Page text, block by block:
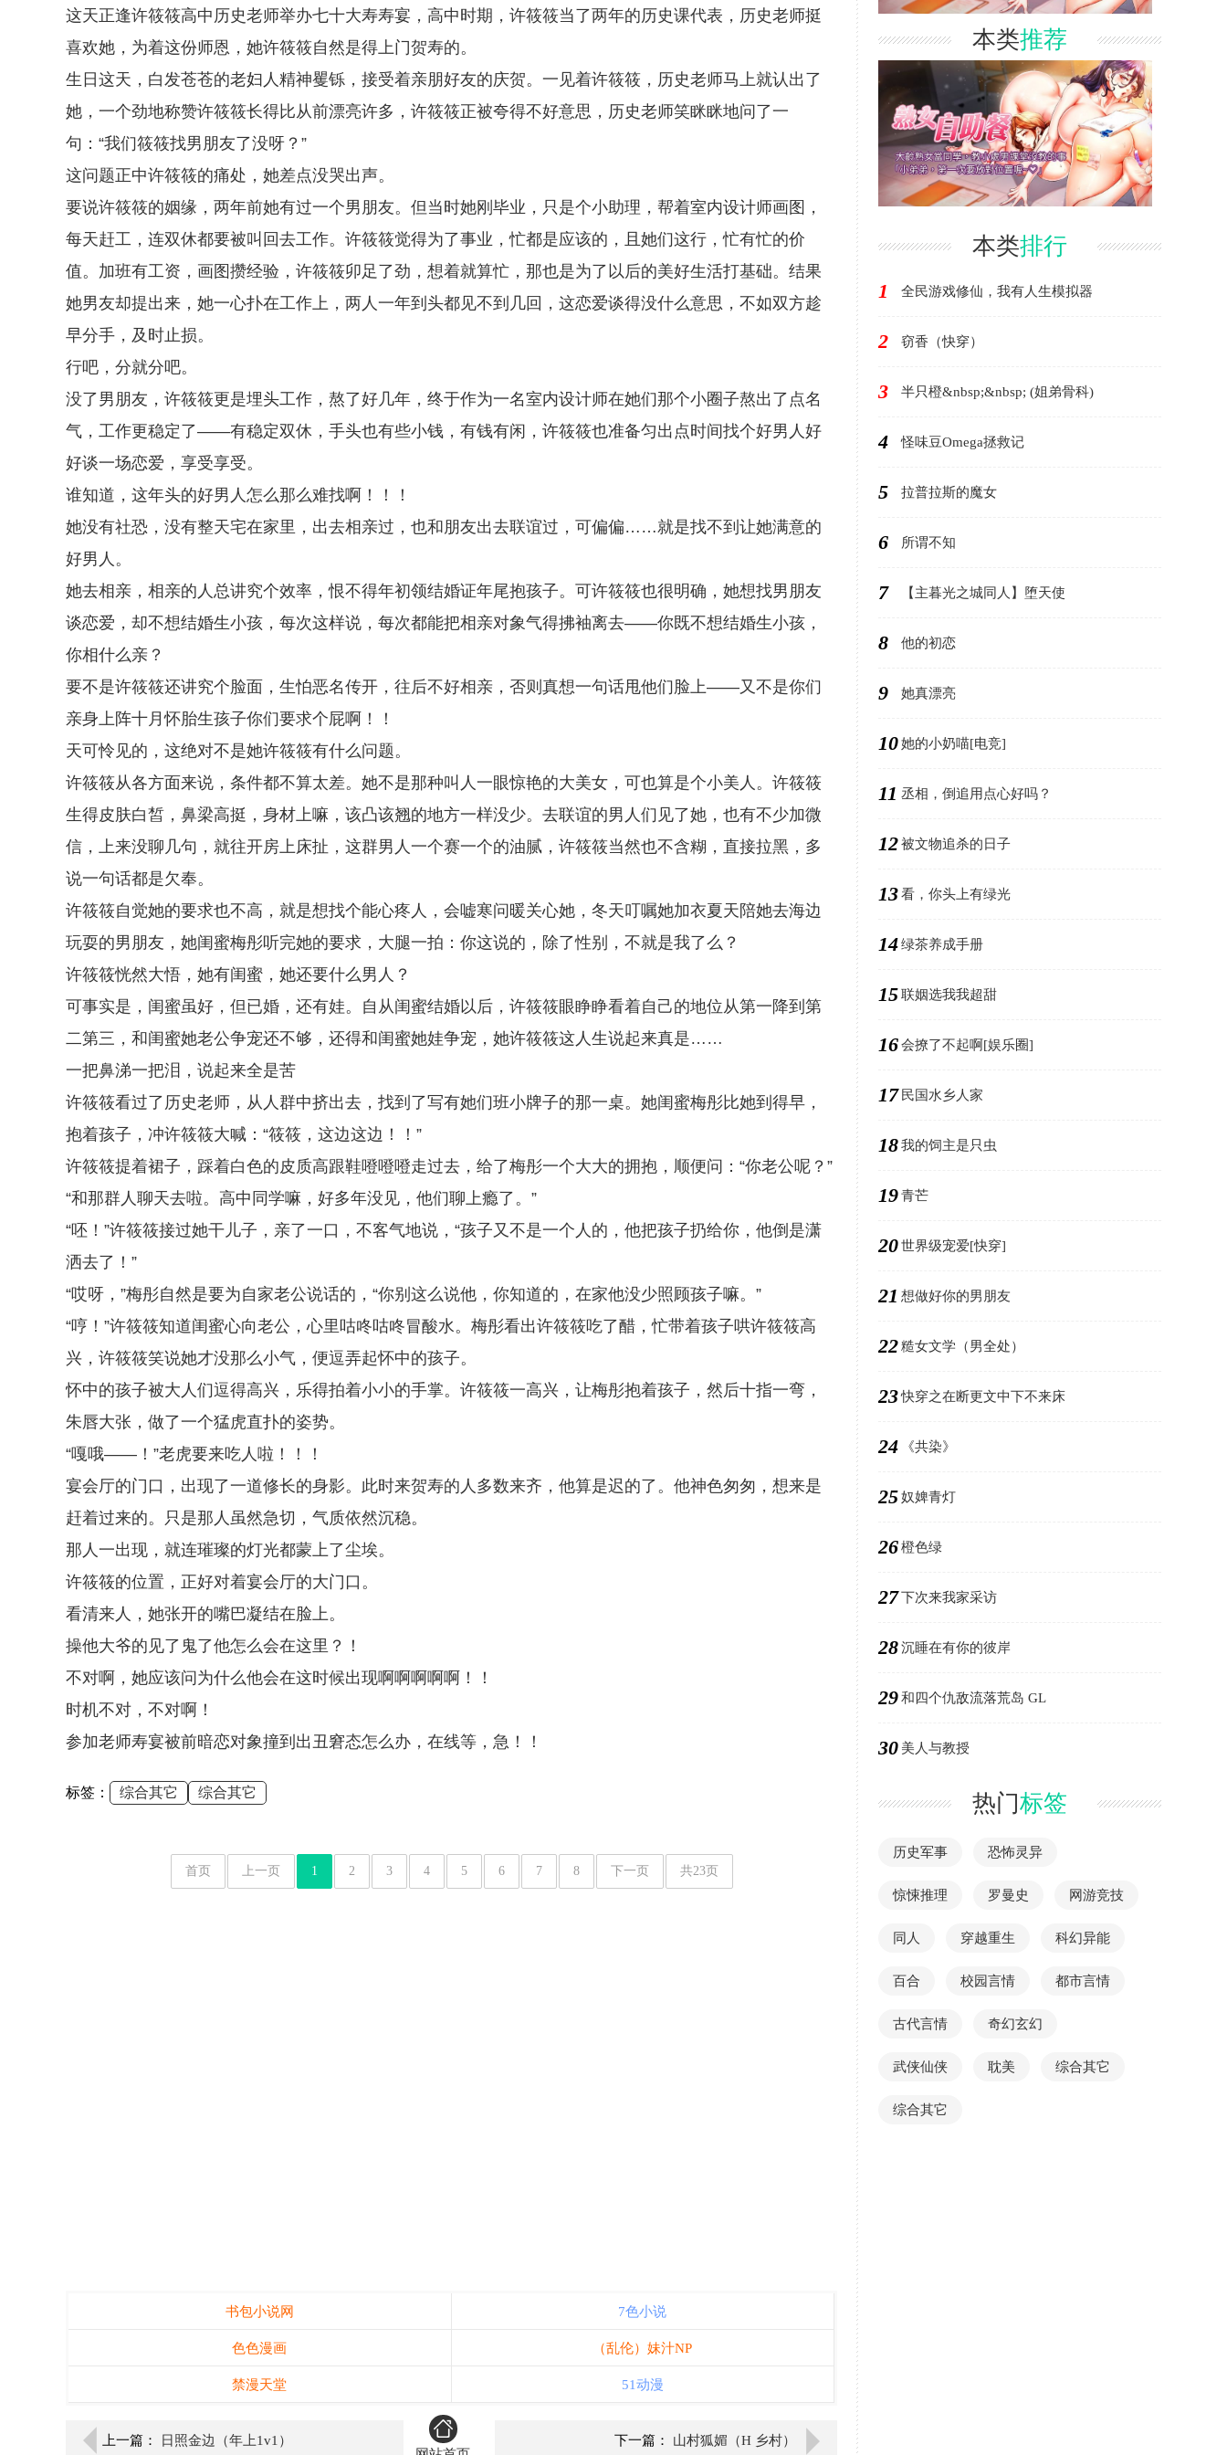
这天正逢许筱筱高中历史老师举办七十大寿寿宴，高中时期，许筱筱当了两年的历史课代表，历史老师挺
喜欢她，为着这份师恩，她许筱筱自然是得上门贺寿的。
生日这天，白发苍苍的老妇人精神矍铄，接受着亲朋好友的庆贺。一见着许筱筱，历史老师马上就认出了
她，一个劲地称赞许筱筱长得比从前漂亮许多，许筱筱正被夸得不好意思，历史老师笑眯眯地问了一
句：“我们筱筱找男朋友了没呀？”
这问题正中许筱筱的痛处，她差点没哭出声。
要说许筱筱的姻缘，两年前她有过一个男朋友。但当时她刚毕业，只是个小助理，帮着室内设计师画图，
每天赶工，连双休都要被叫回去工作。许筱筱觉得为了事业，忙都是应该的，且她们这行，忙有忙的价
值。加班有工资，画图攒经验，许筱筱卯足了劲，想着就算忙，那也是为了以后的美好生活打基础。结果
她男友却提出来，她一心扑在工作上，两人一年到头都见不到几回，这恋爱谈得没什么意思，不如双方趁
早分手，及时止损。
行吧，分就分吧。
没了男朋友，许筱筱更是埋头工作，熬了好几年，终于作为一名室内设计师在她们那个小圈子熬出了点名
气，工作更稳定了——有稳定双休，手头也有些小钱，有钱有闲，许筱筱也准备匀出点时间找个好男人好
好谈一场恋爱，享受享受。
谁知道，这年头的好男人怎么那么难找啊！！！
她没有社恐，没有整天宅在家里，出去相亲过，也和朋友出去联谊过，可偏偏……就是找不到让她满意的
好男人。
她去相亲，相亲的人总讲究个效率，恨不得年初领结婚证年尾抱孩子。可许筱筱也很明确，她想找男朋友
谈恋爱，却不想结婚生小孩，每次这样说，每次都能把相亲对象气得拂袖离去——你既不想结婚生小孩，
你相什么亲？
要不是许筱筱还讲究个脸面，生怕恶名传开，往后不好相亲，否则真想一句话甩他们脸上——又不是你们
亲身上阵十月怀胎生孩子你们要求个屁啊！！
天可怜见的，这绝对不是她许筱筱有什么问题。
许筱筱从各方面来说，条件都不算太差。她不是那种叫人一眼惊艳的大美女，可也算是个小美人。许筱筱
生得皮肤白皙，鼻梁高挺，身材上嘛，该凸该翘的地方一样没少。去联谊的男人们见了她，也有不少加微
信，上来没聊几句，就往开房上床扯，这群男人一个赛一个的油腻，许筱筱当然也不含糊，直接拉黑，多
说一句话都是欠奉。
许筱筱自觉她的要求也不高，就是想找个能心疼人，会嘘寒问暖关心她，冬天叮嘱她加衣夏天陪她去海边
玩耍的男朋友，她闺蜜梅彤听完她的要求，大腿一拍：你这说的，除了性别，不就是我了么？
许筱筱恍然大悟，她有闺蜜，她还要什么男人？
可事实是，闺蜜虽好，但已婚，还有娃。自从闺蜜结婚以后，许筱筱眼睁睁看着自己的地位从第一降到第
二第三，和闺蜜她老公争宠还不够，还得和闺蜜她娃争宠，她许筱筱这人生说起来真是……
一把鼻涕一把泪，说起来全是苦
许筱筱看过了历史老师，从人群中挤出去，找到了写有她们班小牌子的那一桌。她闺蜜梅彤比她到得早，
抱着孩子，冲许筱筱大喊：“筱筱，这边这边！！”
许筱筱提着裙子，踩着白色的皮质高跟鞋噔噔噔走过去，给了梅彤一个大大的拥抱，顺便问：“你老公呢？”
“和那群人聊天去啦。高中同学嘛，好多年没见，他们聊上瘾了。”
“呸！”许筱筱接过她干儿子，亲了一口，不客气地说，“孩子又不是一个人的，他把孩子扔给你，他倒是潇
洒去了！”
“哎呀，”梅彤自然是要为自家老公说话的，“你别这么说他，你知道的，在家他没少照顾孩子嘛。”
“哼！”许筱筱知道闺蜜心向老公，心里咕咚咕咚冒酸水。梅彤看出许筱筱吃了醋，忙带着孩子哄许筱筱高
兴，许筱筱笑说她才没那么小气，便逗弄起怀中的孩子。
怀中的孩子被大人们逗得高兴，乐得拍着小小的手掌。许筱筱一高兴，让梅彤抱着孩子，然后十指一弯，
朱唇大张，做了一个猛虎直扑的姿势。
“嘎哦——！”老虎要来吃人啦！！！
宴会厅的门口，出现了一道修长的身影。此时来贺寿的人多数来齐，他算是迟的了。他神色匆匆，想来是
赶着过来的。只是那人虽然急切，气质依然沉稳。
那人一出现，就连璀璨的灯光都蒙上了尘埃。
许筱筱的位置，正好对着宴会厅的大门口。
看清来人，她张开的嘴巴凝结在脸上。
操他大爷的见了鬼了他怎么会在这里？！
不对啊，她应该问为什么他会在这时候出现啊啊啊啊啊！！
时机不对，不对啊！
参加老师寿宴被前暗恋对象撞到出丑窘态怎么办，在线等，急！！
标签： 综合其它 综合其它
首页 上一页 1 2 3 4 5 6 7 8 下一页 共23页
书包小说网 7色小说
色色漫画 （乱伦）妹汁NP
禁漫天堂 51动漫
上一篇：
日照金边（年上1v1）
下一篇： 山村狐媚（H 乡村）
本类推荐
本类排行
1 全民游戏修仙，我有人生模拟器
2 窃香（快穿）
3 半只橙&nbsp;&nbsp; (姐弟骨科)
4 怪味豆Omega拯救记
5 拉普拉斯的魔女
6 所谓不知
7 【主暮光之城同人】堕天使
8 他的初恋
9 她真漂亮
10她的小奶喵[电竞]
11 丞相，倒追用点心好吗？
12被文物追杀的日子
13看，你头上有绿光
14绿茶养成手册
15联姻选我我超甜
16会撩了不起啊[娱乐圈]
17 民国水乡人家
18我的饲主是只虫
19青芒
20世界级宠爱[快穿]
21 想做好你的男朋友
22糙女文学（男全处）
23快穿之在断更文中下不来床
24 《共染》
25奴婢青灯
26橙色绿
27下次来我家采访
28沉睡在有你的彼岸
29和四个仇敌流落荒岛 GL
30 美人与教授
热门标签
历史军事 恐怖灵异
惊悚推理 罗曼史 网游竞技
同人 穿越重生 科幻异能
百合 校园言情 都市言情
古代言情 奇幻玄幻
武侠仙侠 耽美 综合其它
综合其它